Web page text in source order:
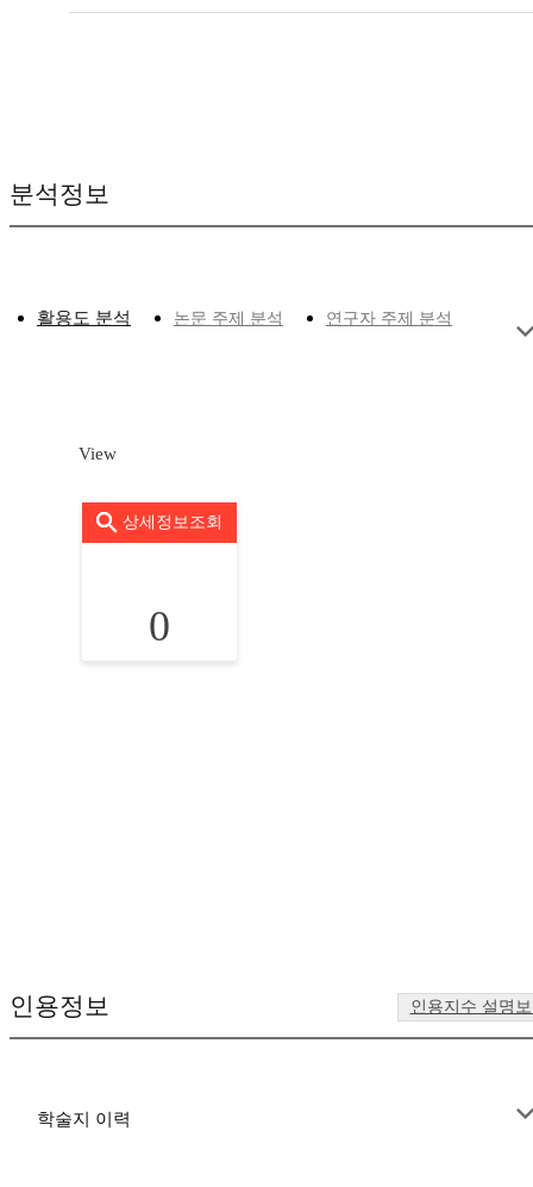
분석정보
활용도 분석 논문 주제 분석 연구자 주제 분석
View
상세정보조회
0
인용정보 인용지수 설명
학술지 이력